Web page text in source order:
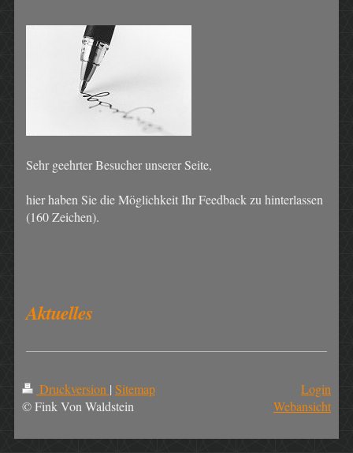
Sehr geehrter Besucher unserer Seite,
hier haben Sie die Möglichkeit Ihr Feedback zu hinterlassen
(160 Zeichen).
Aktuelles
Druckversion | Sitemap
© Fink Von Waldstein
Login
Webansicht